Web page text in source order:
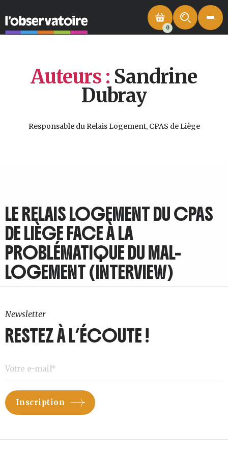
0
Auteurs : Sandrine
Dubray
Responsable du Relais Logement, CPAS de Liège
LE RELAIS LOGEMENT DU CPAS
DE LIÈGE FACE À LA
PROBLÉMATIQUE DU MAL-
LOGEMENT (INTERVIEW)
Newsletter
RESTEZ À L’ÉCOUTE !